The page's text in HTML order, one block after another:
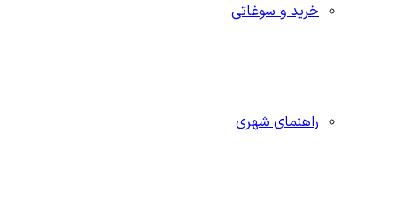
خرید و سوغاتی
راهنمای شهری